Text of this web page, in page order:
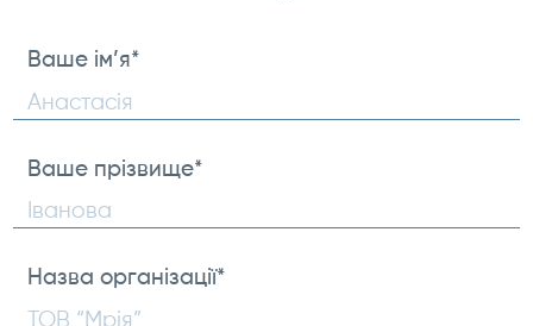
Ваше ім’я*
Ваше прізвище*
прізвище
Назва організації*